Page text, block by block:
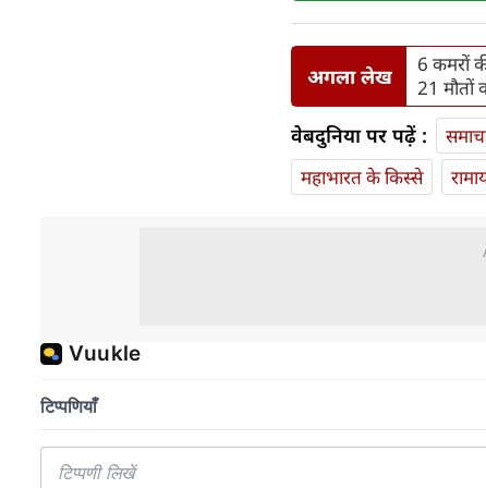
अगला लेख
6 कमरों
21 मौतों
वेबदुनिया पर पढ़ें :
महाभारत के किस्से